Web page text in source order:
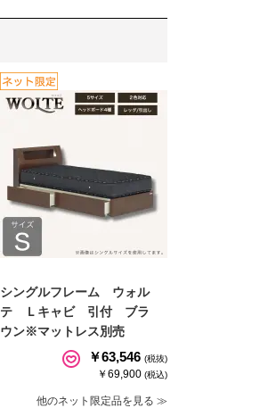
シングルフレーム ウォル
テ Ｌキャビ 引付 ブラ
ウン※マットレス別売
￥63,546 (税抜)
￥69,900 (税込)
他のネット限定品を見る ≫